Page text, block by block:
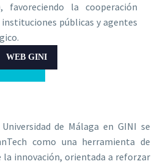
favoreciendo la cooperación
públicas y agentes
WEB GINI
de Málaga en GINI se
como una herramienta de
innovación, orientada a reforzar